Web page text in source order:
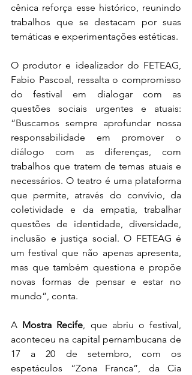
cênica reforça esse histórico, reunindo
trabalhos que se destacam por suas
temáticas e experimentações estéticas.
O produtor e idealizador do FETEAG,
Fabio Pascoal, ressalta o compromisso
do festival em dialogar com as
questões sociais urgentes e atuais:
“Buscamos sempre aprofundar nossa
responsabilidade em promover o
diálogo com as diferenças, com
trabalhos que tratem de temas atuais e
necessários. O teatro é uma plataforma
que permite, através do convívio, da
coletividade e da empatia, trabalhar
questões de identidade, diversidade,
inclusão e justiça social. O FETEAG é
um festival que não apenas apresenta,
mas que também questiona e propõe
novas formas de pensar e estar no
mundo”, conta.
A Mostra Recife, que abriu o festival,
aconteceu na capital pernambucana de
17 a 20 de setembro, com os
espetáculos “Zona Franca”, da Cia